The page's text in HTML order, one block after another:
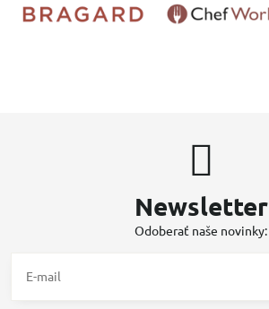
Newsletter
Odoberať naše novinky: